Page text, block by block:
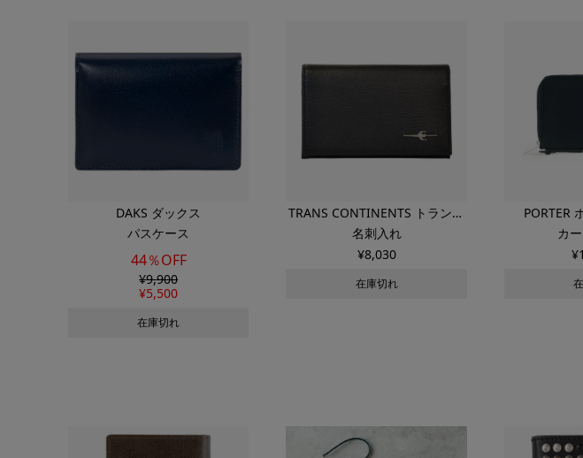
DAKS ダックス
パスケース
44％OFF
¥9,900
¥5,500
在庫切れ
TRANS CONTINENTS トランス
コンチネンツ
名刺入れ
¥8,030
在庫切れ
PORTER
カ
¥